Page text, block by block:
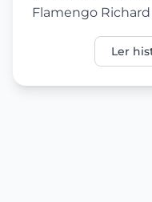
Flamengo Richard
Ler